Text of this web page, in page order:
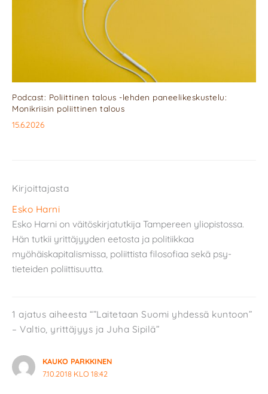
Podcast: Poliittinen talous -lehden paneelikeskustelu:
Monikriisin poliittinen talous
15.6.2026
Kirjoittajasta
Esko Harni
Esko Harni on väitöskirjatutkija Tampereen yliopistossa.
Hän tutkii yrittäjyyden eetosta ja politiikkaa
myöhäiskapitalismissa, poliittista filosofiaa sekä psy-
tieteiden poliittisuutta.
1 ajatus aiheesta “”Laitetaan Suomi yhdessä kuntoon”
– Valtio, yrittäjyys ja Juha Sipilä”
KAUKO PARKKINEN
7.10.2018 KLO 18:42